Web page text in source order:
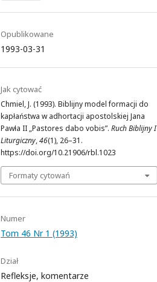
Opublikowane
1993-03-31
Jak cytować
Chmiel, J. (1993). Biblijny model formacji do
kapłaństwa w adhortacji apostolskiej Jana
Pawła II „Pastores dabo vobis”. Ruch Biblijny I
Liturgiczny,46(1), 26–31.
https://doi.org/10.21906/rbl.1023
Formaty cytowań
Numer
Tom 46 Nr 1 (1993)
Dział
Refleksje, komentarze